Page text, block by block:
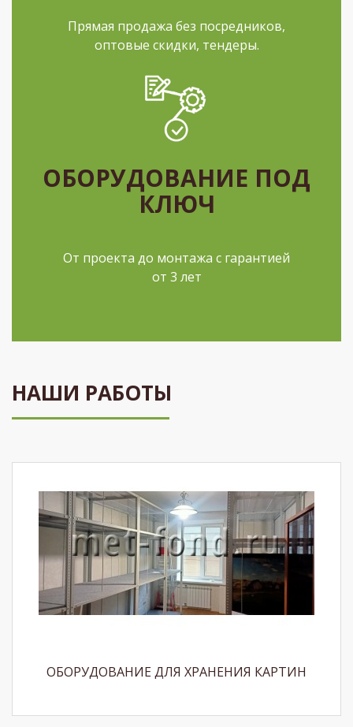
Прямая продажа без посредников,
оптовые скидки, тендеры.
ОБОРУДОВАНИЕ ПОД
КЛЮЧ
От проекта до монтажа с гарантией
от 3 лет
НАШИ РАБОТЫ
ОБОРУДОВАНИЕ ДЛЯ ХРАНЕНИЯ КАРТИН